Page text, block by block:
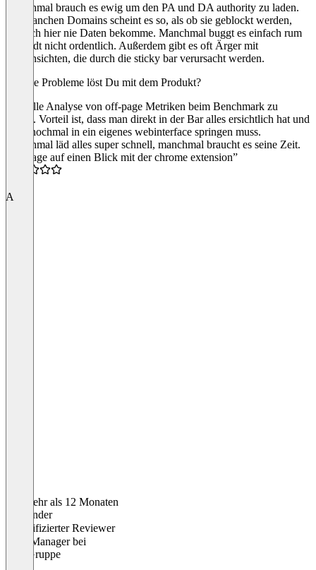
Manchmal brauch es ewig um den PA und DA authority zu laden.
Bei manchen Domains scheint es so, als ob sie geblockt werden,
weil ich hier nie Daten bekomme. Manchmal buggt es einfach rum
und lädt nicht ordentlich. Außerdem gibt es oft Ärger mit
Webansichten, die durch die sticky bar verursacht werden.
Welche Probleme löst Du mit dem Produkt?
Schnelle Analyse von off-page Metriken beim Benchmark zu
Seiten. Vorteil ist, dass man direkt in der Bar alles ersichtlich hat und
nicht nochmal in ein eigenes webinterface springen muss.
Manchmal läd alles super schnell, manchmal braucht es seine Zeit.
“Offpage auf einen Blick mit der chrome extension”
A
Vor mehr als 12 Monaten
Alexander
Verifizierter Reviewer
SEO Managerbei
Witt Gruppe